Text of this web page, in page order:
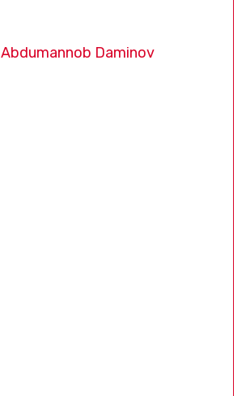
Abdumannob Daminov